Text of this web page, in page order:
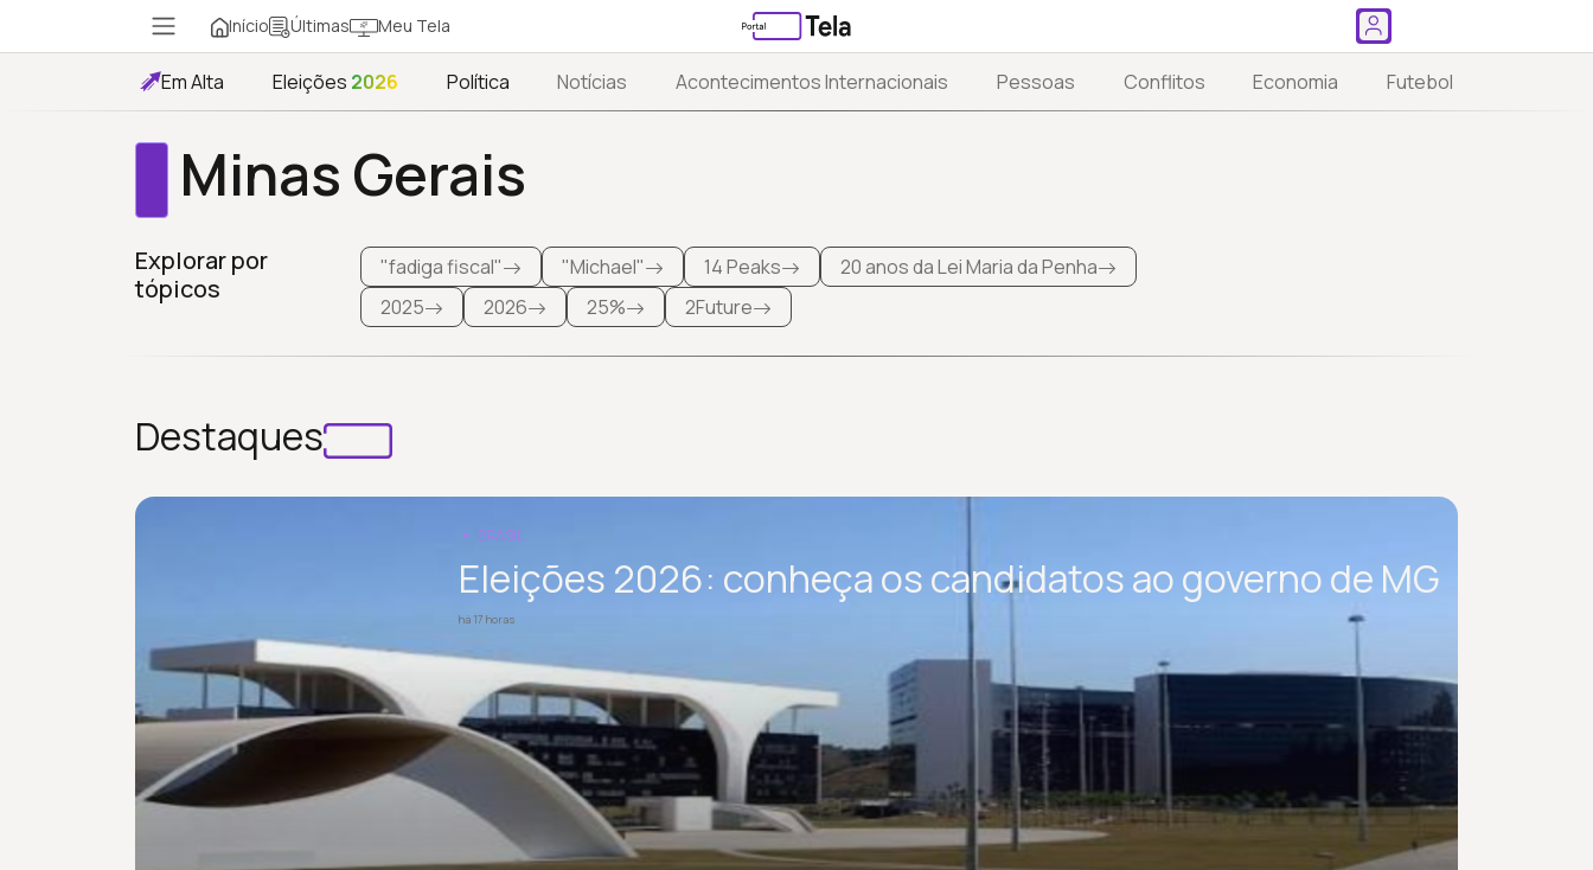
Início Últimas Meu Tela
Em Alta Eleições 2026 Política Notícias Acontecimentos Internacionais Pessoas Conflitos Economia Futebol
Minas Gerais
Explorar por
tópicos
"fadiga fiscal" "Michael" 14 Peaks
20 anos da Lei Maria da Penha
2025
2026 25% 2Future
Destaques
BRASIL
Eleições 2026: conheça os candidatos ao governo de MG
há 17 horas